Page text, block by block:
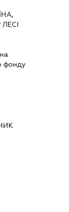
ЛЕСІ
фонду